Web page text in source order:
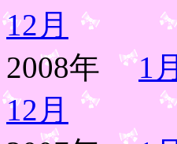
12月
2008年1月
12月